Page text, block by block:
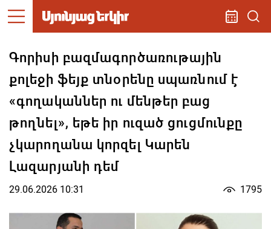
Գորիսի բազմագործառութային
քոլեջի ֆեյք տնօրենը սպառնում է
«գողականներ ու մենթեր բաց
թողնել», եթե իր ուզած ցուցմունքը
չկարողանա կորզել Կարեն
Լազարյանի դեմ
29.06.2026 10:31 1795